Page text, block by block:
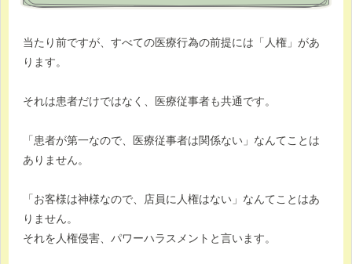
当たり前ですが、すべての医療行為の前提には「人権」があ
ります。
それは患者だけではなく、医療従事者も共通です。
「患者が第一なので、医療従事者は関係ない」なんてことは
ありません。
「お客様は神様なので、店員に人権はない」なんてことはあ
りません。
それを人権侵害、パワーハラスメントと言います。